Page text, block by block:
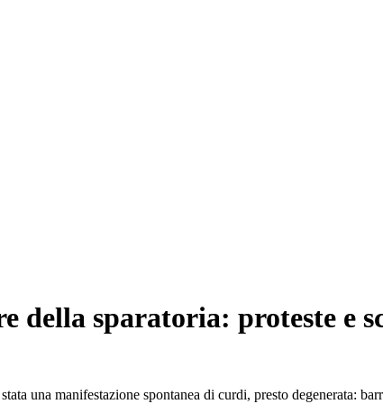
della sparatoria: proteste e
una manifestazione spontanea di curdi, presto degenerata: